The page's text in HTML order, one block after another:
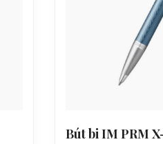
Bút bi IM PRM